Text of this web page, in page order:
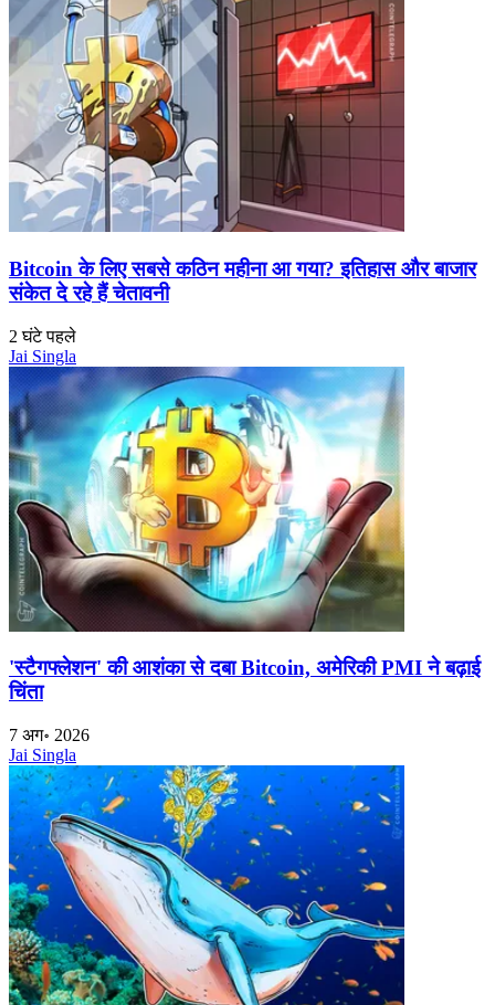
Bitcoin के लिए सबसे कठिन महीना आ गया? इतिहास और बाजार
संकेत दे रहे हैं चेतावनी
2 घंटे पहले
Jai Singla
'स्टैगफ्लेशन' की आशंका से दबा Bitcoin, अमेरिकी PMI ने बढ़ाई
चिंता
7 अग॰ 2026
Jai Singla